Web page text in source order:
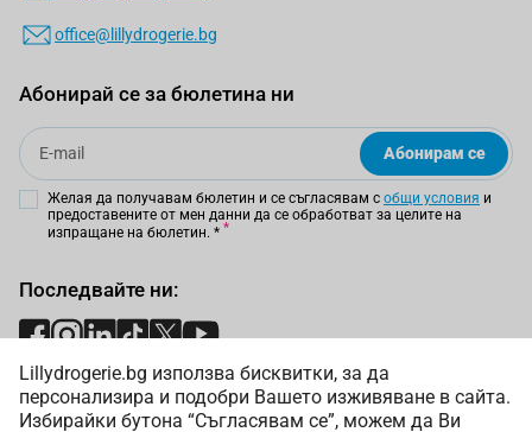
Lillydrogerie.bg използва бисквитки, за да
персонализира и подобри Вашето изживяване в сайта.
Избирайки бутона “Съгласявам се”, можем да Ви
office@lillydrogerie.bg
Абонирай се за бюлетина ни
Email
Абонирам се
Желая да получавам бюлетин и се съгласявам с общи условия и
предоставените от мен данни да се обработват за целите на
изпращане на бюлетин. *
Последвайте ни:
Начини на плащане: